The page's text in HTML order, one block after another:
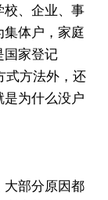
校、企业、事
集体户，家庭
国家登记
式方法外，还
是为什么没户
大部分原因都